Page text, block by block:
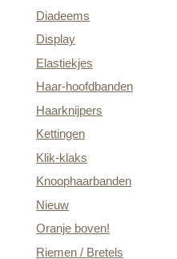
Diadeems
Display
Elastiekjes
Haar-hoofdbanden
Haarknijpers
Kettingen
Klik-klaks
Knoophaarbanden
Nieuw
Oranje boven!
Riemen / Bretels